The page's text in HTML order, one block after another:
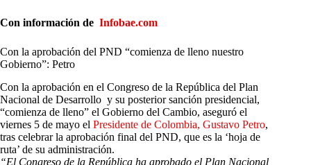
Con información de Infobae.com
Con la aprobación del PND “comienza de lleno nuestro
Gobierno”: Petro
Con la aprobación en el Congreso de la República del Plan
Nacional de Desarrollo y su posterior sanción presidencial,
“comienza de lleno” el Gobierno del Cambio, aseguró el
viernes 5 de mayo el Presidente de Colombia, Gustavo Petro,
tras celebrar la aprobación final del PND, que es la ‘hoja de
ruta’ de su administración.
“El Congreso de la República ha aprobado el Plan Nacional